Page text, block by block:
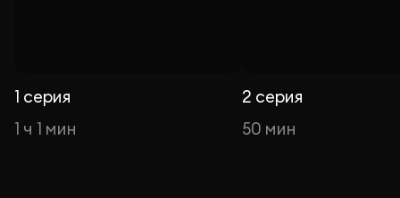
1 серия
1 ч 1 мин
2 серия
50 мин